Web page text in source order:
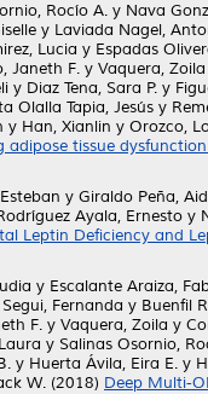
Rocío A. y Nava
y Laviada Nagel,
Lucia y Espadas
Janeth F. y Vaquera, Zoila
y Diaz Tena, Sara P. y
Olalla Tapia, Jesús y
y Han, Xianlin y Orozco,
adipose tissue
y Giraldo Peña,
Ayala, Ernesto y
Leptin Deficiency and
y Escalante Araiza,
Fernanda y Buenfil
F. y Vaquera, Zoila y
y Salinas Osornio,
y Huerta Ávila, Eira E. y
W. (2018) Deep Multi-